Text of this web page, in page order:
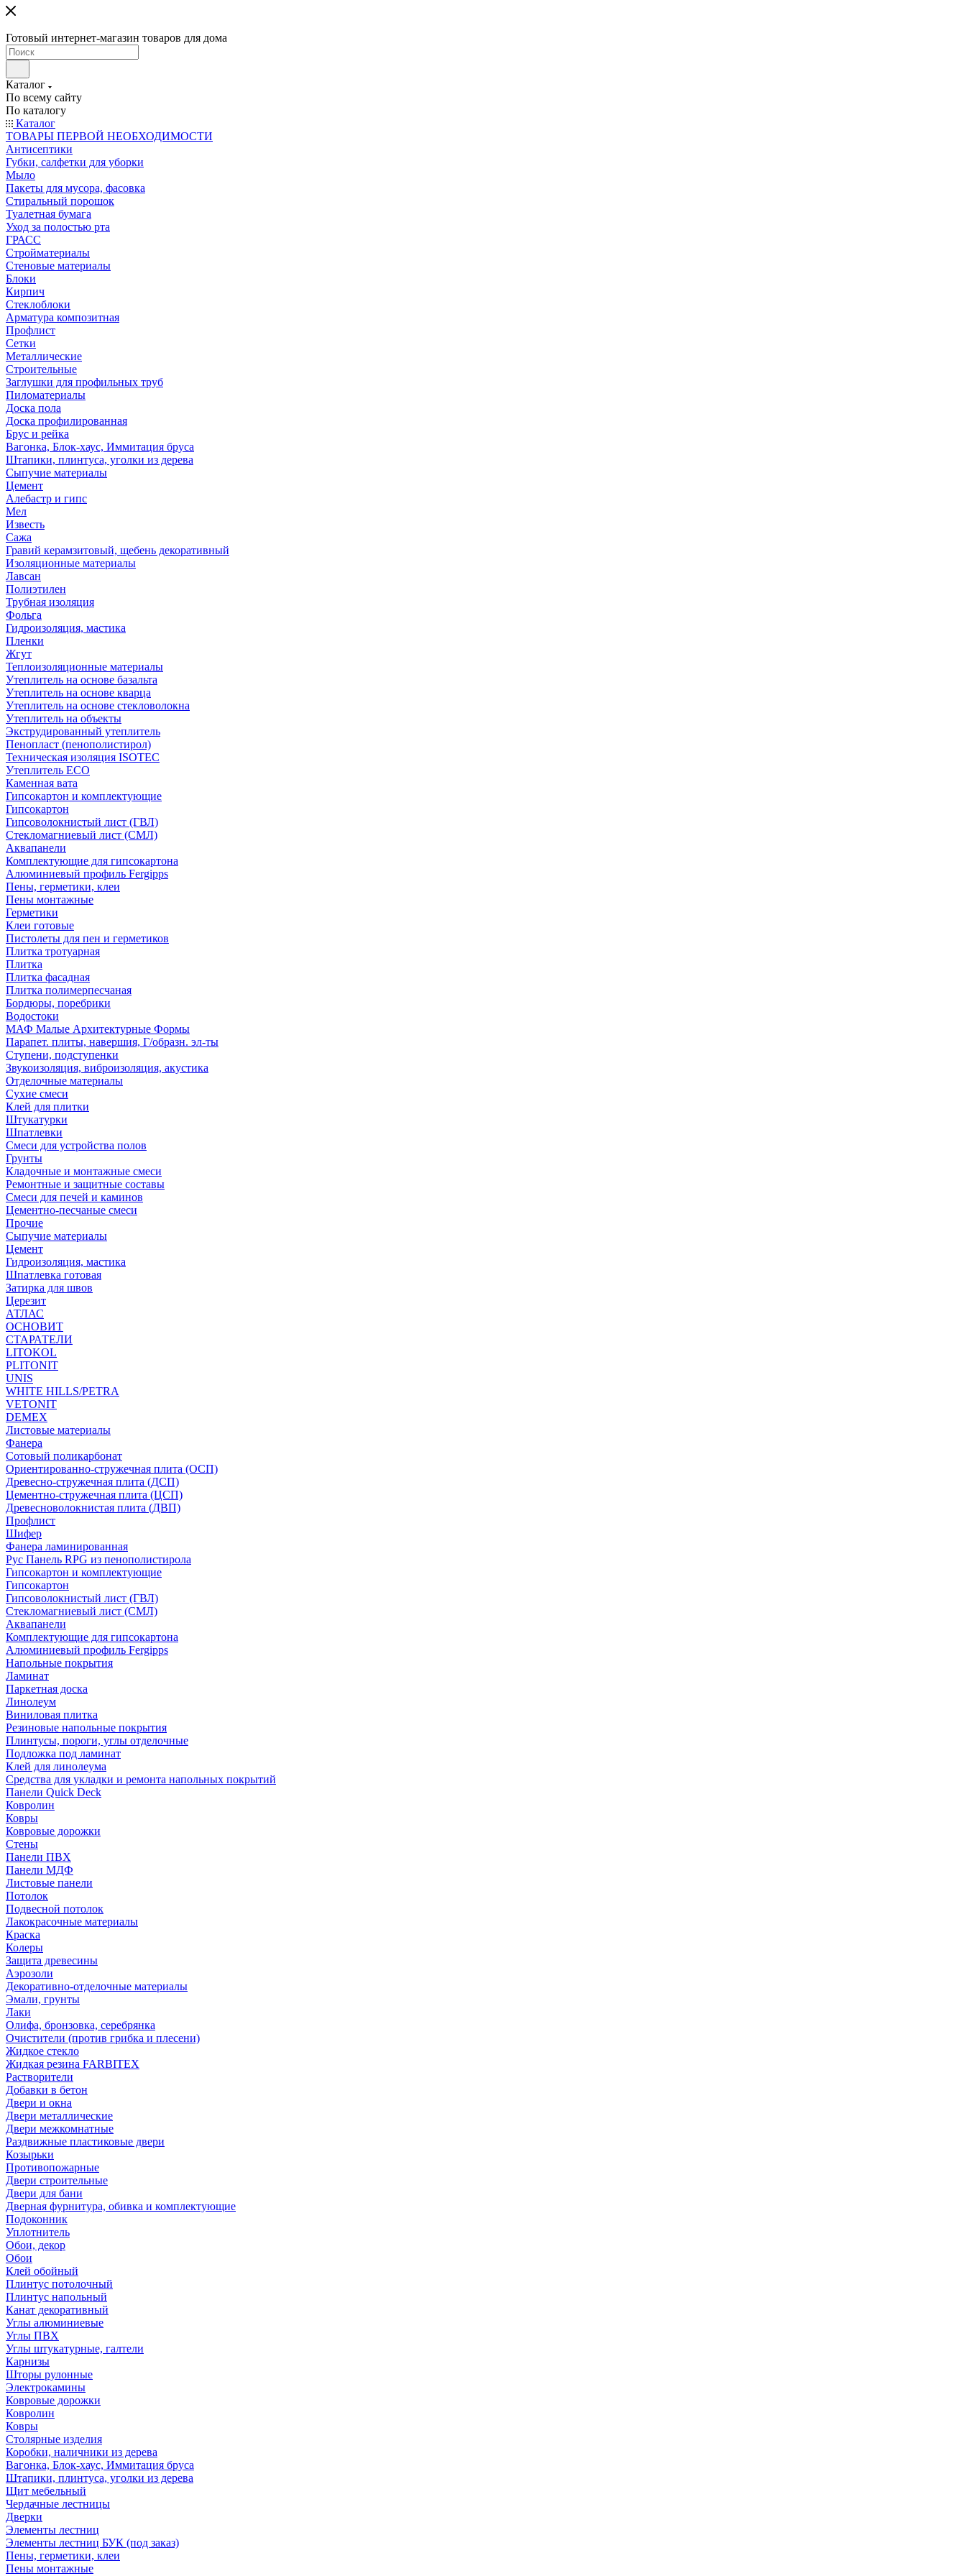
Готовый интернет-магазин товаров для дома
Каталог
По всему сайту
По каталогу
Каталог
ТОВАРЫ ПЕРВОЙ НЕОБХОДИМОСТИ
Антисептики
Губки, салфетки для уборки
Мыло
Пакеты для мусора, фасовка
Стиральный порошок
Туалетная бумага
Уход за полостью рта
ГРАСС
Стройматериалы
Стеновые материалы
Блоки
Кирпич
Стеклоблоки
Арматура композитная
Профлист
Сетки
Металлические
Строительные
Заглушки для профильных труб
Пиломатериалы
Доска пола
Доска профилированная
Брус и рейка
Вагонка, Блок-хаус, Иммитация бруса
Штапики, плинтуса, уголки из дерева
Сыпучие материалы
Цемент
Алебастр и гипс
Мел
Известь
Сажа
Гравий керамзитовый, щебень декоративный
Изоляционные материалы
Лавсан
Полиэтилен
Трубная изоляция
Фольга
Гидроизоляция, мастика
Пленки
Жгут
Теплоизоляционные материалы
Утеплитель на основе базальта
Утеплитель на основе кварца
Утеплитель на основе стекловолокна
Утеплитель на объекты
Экструдированный утеплитель
Пенопласт (пенополистирол)
Техническая изоляция ISOTEC
Утеплитель ECO
Каменная вата
Гипсокартон и комплектующие
Гипсокартон
Гипсоволокнистый лист (ГВЛ)
Стекломагниевый лист (СМЛ)
Аквапанели
Комплектующие для гипсокартона
Алюминиевый профиль Fergipps
Пены, герметики, клеи
Пены монтажные
Герметики
Клеи готовые
Пистолеты для пен и герметиков
Плитка тротуарная
Плитка
Плитка фасадная
Плитка полимерпесчаная
Бордюры, поребрики
Водостоки
МАФ Малые Архитектурные Формы
Парапет. плиты, навершия, Г/образн. эл-ты
Ступени, подступенки
Звукоизоляция, виброизоляция, акустика
Отделочные материалы
Сухие смеси
Клей для плитки
Штукатурки
Шпатлевки
Смеси для устройства полов
Грунты
Кладочные и монтажные смеси
Ремонтные и защитные составы
Смеси для печей и каминов
Цементно-песчаные смеси
Прочие
Сыпучие материалы
Цемент
Гидроизоляция, мастика
Шпатлевка готовая
Затирка для швов
Церезит
АТЛАС
ОСНОВИТ
СТАРАТЕЛИ
LITOKOL
PLITONIT
UNIS
WHITE HILLS/PETRA
VETONIT
DEMEX
Листовые материалы
Фанера
Сотовый поликарбонат
Ориентированно-стружечная плита (ОСП)
Древесно-стружечная плита (ДСП)
Цементно-стружечная плита (ЦСП)
Древесноволокнистая плита (ДВП)
Профлист
Шифер
Фанера ламинированная
Рус Панель RPG из пенополистирола
Гипсокартон и комплектующие
Гипсокартон
Гипсоволокнистый лист (ГВЛ)
Стекломагниевый лист (СМЛ)
Аквапанели
Комплектующие для гипсокартона
Алюминиевый профиль Fergipps
Напольные покрытия
Ламинат
Паркетная доска
Линолеум
Виниловая плитка
Резиновые напольные покрытия
Плинтусы, пороги, углы отделочные
Подложка под ламинат
Клей для линолеума
Средства для укладки и ремонта напольных покрытий
Панели Quick Deck
Ковролин
Ковры
Ковровые дорожки
Стены
Панели ПВХ
Панели МДФ
Листовые панели
Потолок
Подвесной потолок
Лакокрасочные материалы
Краска
Колеры
Защита древесины
Аэрозоли
Декоративно-отделочные материалы
Эмали, грунты
Лаки
Олифа, бронзовка, серебрянка
Очистители (против грибка и плесени)
Жидкое стекло
Жидкая резина FARBITEX
Растворители
Добавки в бетон
Двери и окна
Двери металлические
Двери межкомнатные
Раздвижные пластиковые двери
Козырьки
Противопожарные
Двери строительные
Двери для бани
Дверная фурнитура, обивка и комплектующие
Подоконник
Уплотнитель
Обои, декор
Обои
Клей обойный
Плинтус потолочный
Плинтус напольный
Канат декоративный
Углы алюминиевые
Углы ПВХ
Углы штукатурные, галтели
Карнизы
Шторы рулонные
Электрокамины
Ковровые дорожки
Ковролин
Ковры
Столярные изделия
Коробки, наличники из дерева
Вагонка, Блок-хаус, Иммитация бруса
Штапики, плинтуса, уголки из дерева
Щит мебельный
Чердачные лестницы
Дверки
Элементы лестниц
Элементы лестниц БУК (под заказ)
Пены, герметики, клеи
Пены монтажные